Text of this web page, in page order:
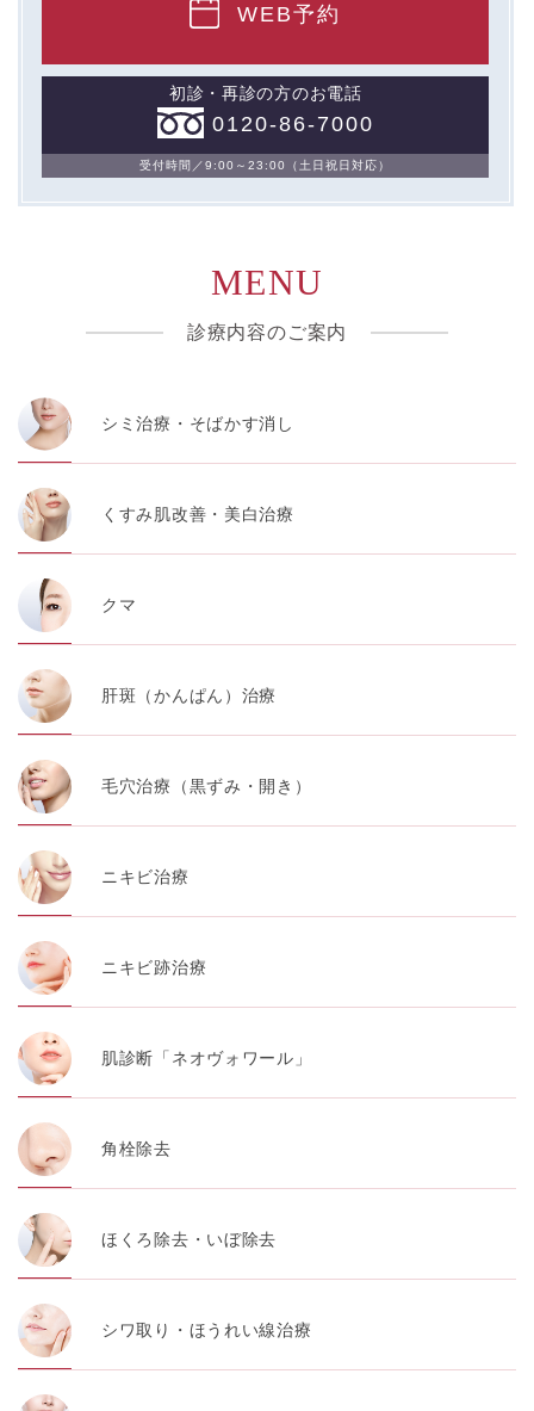
②TCBグループが各種サービスの利用に関連して取得す
・患者様がご利用になった各種サービスの内容、ご利用
日時、閲覧履歴等に関連する情報
（これには、Cookie情報、アクセスログ等の利用状況に
関する情報を含みます。）
患者様の同意を得た上で、以下の情報をパブリックDMP
事業者およびアフィリエイトサービスプロバイダ等の第
の個人情報と紐づける場合があります。
【利用目的】
TCBグループは取得情報を以下の目的で利用いたしま
す。
・クリニックの来院予約、医療サービスの提供、医療関
連商品の販売、アフターケア対応、これらに付随する諸
対応等のサービス提供のため
・医療サービスの提供に関する他の医療機関、検査機関
及び研究機関との連携のため
・サービス向上を目的とした医療サービス・販売する医
療関連商品に関する患者様へのアンケートの送受信及び
これに付随する諸対応のため
・Cookie等の技術を用いたアクセス履歴、閲覧記録等に
関する情報の収集、分析
の広告に利用するため
・お問い合わせ又はご意見の内容確認及びその対応のた
・患者様のサービス利用状況の分析及び症例研究のため
・広告、宣伝、マーケティングのため
【個人情報の管理体制について】
に蓄積・保管し、当該個人情報への不正アクセス・紛
失・破壊・改ざんおよび漏洩等を防止するため、必要か
つ適切な組織的・人的・物理的・技術的防御措置を講じ
ます。
【個人情報の共同利用について】
TCBグループは、【利用目的】達成に必要な範囲で、取
得情報を共同して利用することがあります。
アライアンスが個人情報の管理について責任を有しま
す。
一般社団法人メディカルアライアンス
WEB予約
初診・再診の方のお電話
0120-86-7000
受付時間／9:00～23:00（土日祝日対応）
MENU
診療内容のご案内
シミ治療・そばかす消し
くすみ肌改善・美白治療
クマ
肝斑（かんぱん）治療
毛穴治療（黒ずみ・開き）
ニキビ治療
ニキビ跡治療
肌診断「ネオヴォワール」
角栓除去
ほくろ除去・いぼ除去
シワ取り・ほうれい線治療